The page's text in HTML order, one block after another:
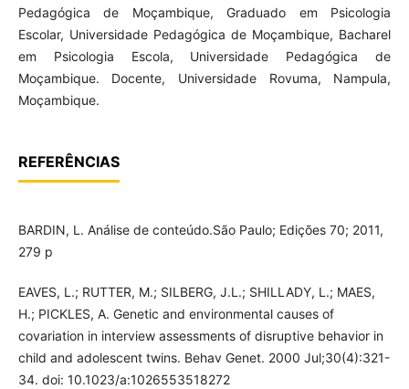
Pedagógica de Moçambique, Graduado em Psicologia
Escolar, Universidade Pedagógica de Moçambique, Bacharel
em Psicologia Escola, Universidade Pedagógica de
Moçambique. Docente, Universidade Rovuma, Nampula,
Moçambique.
REFERÊNCIAS
BARDIN, L. Análise de conteúdo.São Paulo; Edições 70; 2011,
279 p
EAVES, L.; RUTTER, M.; SILBERG, J.L.; SHILLADY, L.; MAES,
H.; PICKLES, A. Genetic and environmental causes of
covariation in interview assessments of disruptive behavior in
child and adolescent twins. Behav Genet. 2000 Jul;30(4):321-
34. doi: 10.1023/a:1026553518272